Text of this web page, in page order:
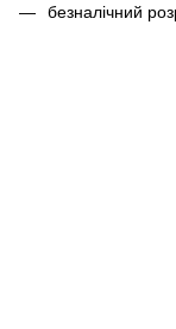
безналічний